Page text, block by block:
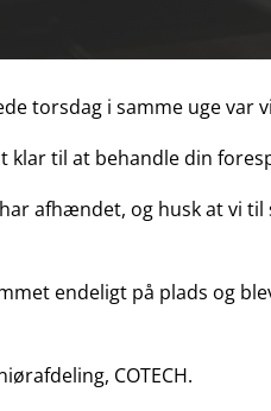
torsdag i samme uge var
klar til at behandle din
afhændet, og husk at vi
endeligt på plads og
COTECH.